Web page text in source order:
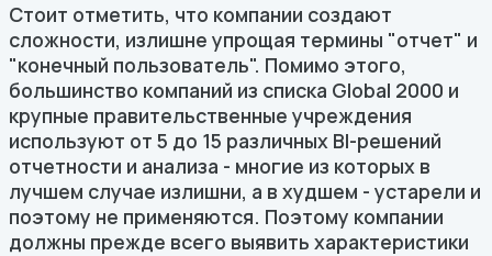
Стоит отметить, что компании создают
сложности, излишне упрощая термины "отчет" и
"конечный пользователь". Помимо этого,
большинство компаний из списка Global 2000 и
крупные правительственные учреждения
используют от 5 до 15 различных BI-решений
отчетности и анализа - многие из которых в
лучшем случае излишни, а в худшем - устарели и
поэтому не применяются. Поэтому компании
должны прежде всего выявить характеристики